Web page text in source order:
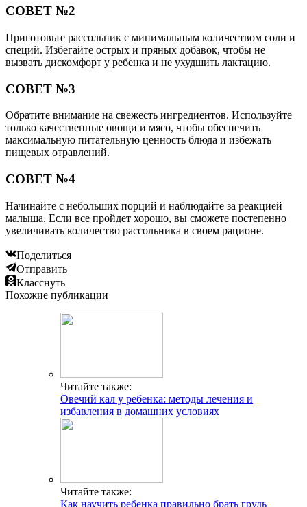
СОВЕТ №2
Приготовьте рассольник с минимальным количеством соли и
специй. Избегайте острых и пряных добавок, чтобы не
вызвать дискомфорт у ребенка и не ухудшить лактацию.
СОВЕТ №3
Обратите внимание на свежесть ингредиентов. Используйте
только качественные овощи и мясо, чтобы обеспечить
максимальную питательную ценность блюда и избежать
пищевых отравлений.
СОВЕТ №4
Начинайте с небольших порций и наблюдайте за реакцией
малыша. Если все пройдет хорошо, вы сможете постепенно
увеличивать количество рассольника в своем рационе.
Поделиться
Отправить
Класснуть
Похожие публикации
Читайте также:
Овечий кал у ребенка: методы лечения и
избавления в домашних условиях
Читайте также:
Как научить ребенка правильно брать грудь